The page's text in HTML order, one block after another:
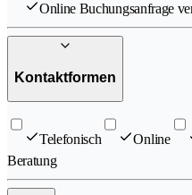
Online Buchungsanfrage
Kontaktformen
Telefonisch Online
Beratung